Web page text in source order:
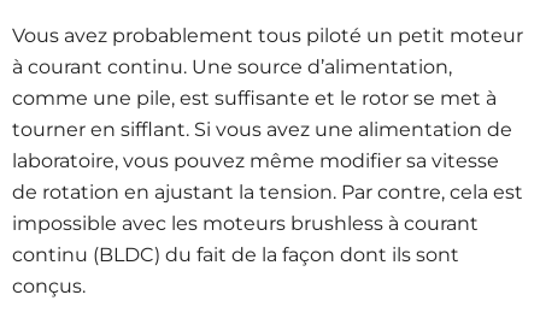
Vous avez probablement tous piloté un petit moteur
à courant continu. Une source d’alimentation,
comme une pile, est suffisante et le rotor se met à
tourner en sifflant. Si vous avez une alimentation de
laboratoire, vous pouvez même modifier sa vitesse
de rotation en ajustant la tension. Par contre, cela est
impossible avec les moteurs brushless à courant
continu (BLDC) du fait de la façon dont ils sont
conçus.